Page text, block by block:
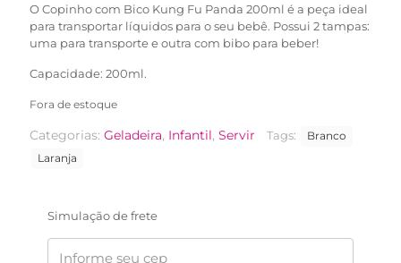
O Copinho com Bico Kung Fu Panda 200ml é a peça ideal
para transportar líquidos para o seu bebê. Possui 2 tampas:
uma para transporte e outra com bibo para beber!
Capacidade: 200ml.
Fora de estoque
Categorias: Geladeira, Infantil, Servir Tags:
Branco
Laranja
Simulação de frete